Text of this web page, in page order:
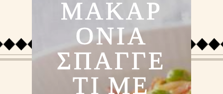
ΜΑΚΑΡ
ΟΝΙΑ
ΣΠΑΓΓΕ
ΤΙ ΜΕ